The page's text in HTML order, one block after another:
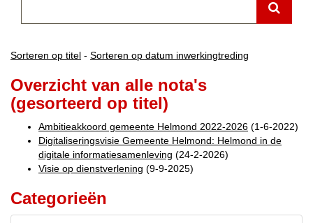
zoekterm
Sorteren op titel - Sorteren op datum inwerkingtreding
Overzicht van alle nota's
(gesorteerd op titel)
Ambitieakkoord gemeente Helmond 2022-2026 (1-6-2022)
Digitaliseringsvisie Gemeente Helmond: Helmond in de
digitale informatiesamenleving (24-2-2026)
Visie op dienstverlening (9-9-2025)
Categorieën